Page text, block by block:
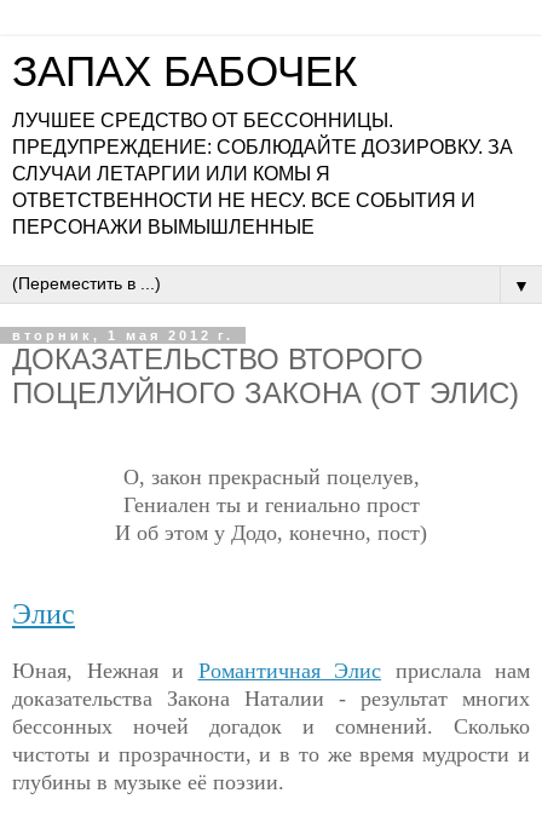
ЗАПАХ БАБОЧЕК
ЛУЧШЕЕ СРЕДСТВО ОТ БЕССОННИЦЫ.
ПРЕДУПРЕЖДЕНИЕ: СОБЛЮДАЙТЕ ДОЗИРОВКУ. ЗА
СЛУЧАИ ЛЕТАРГИИ ИЛИ КОМЫ Я
ОТВЕТСТВЕННОСТИ НЕ НЕСУ. ВСЕ СОБЫТИЯ И
ПЕРСОНАЖИ ВЫМЫШЛЕННЫЕ
▼
вторник, 1 мая 2012 г.
ДОКАЗАТЕЛЬСТВО ВТОРОГО
ПОЦЕЛУЙНОГО ЗАКОНА (ОТ ЭЛИС)
О, закон прекрасный поцелуев,
Гениален ты и гениально прост
И об этом у Додо, конечно, пост)
Элис
Юная, Нежная и Романтичная Элис прислала нам
доказательства Закона Наталии - результат многих
бессонных ночей догадок и сомнений. Сколько
чистоты и прозрачности, и в то же время мудрости и
глубины в музыке её поэзии.